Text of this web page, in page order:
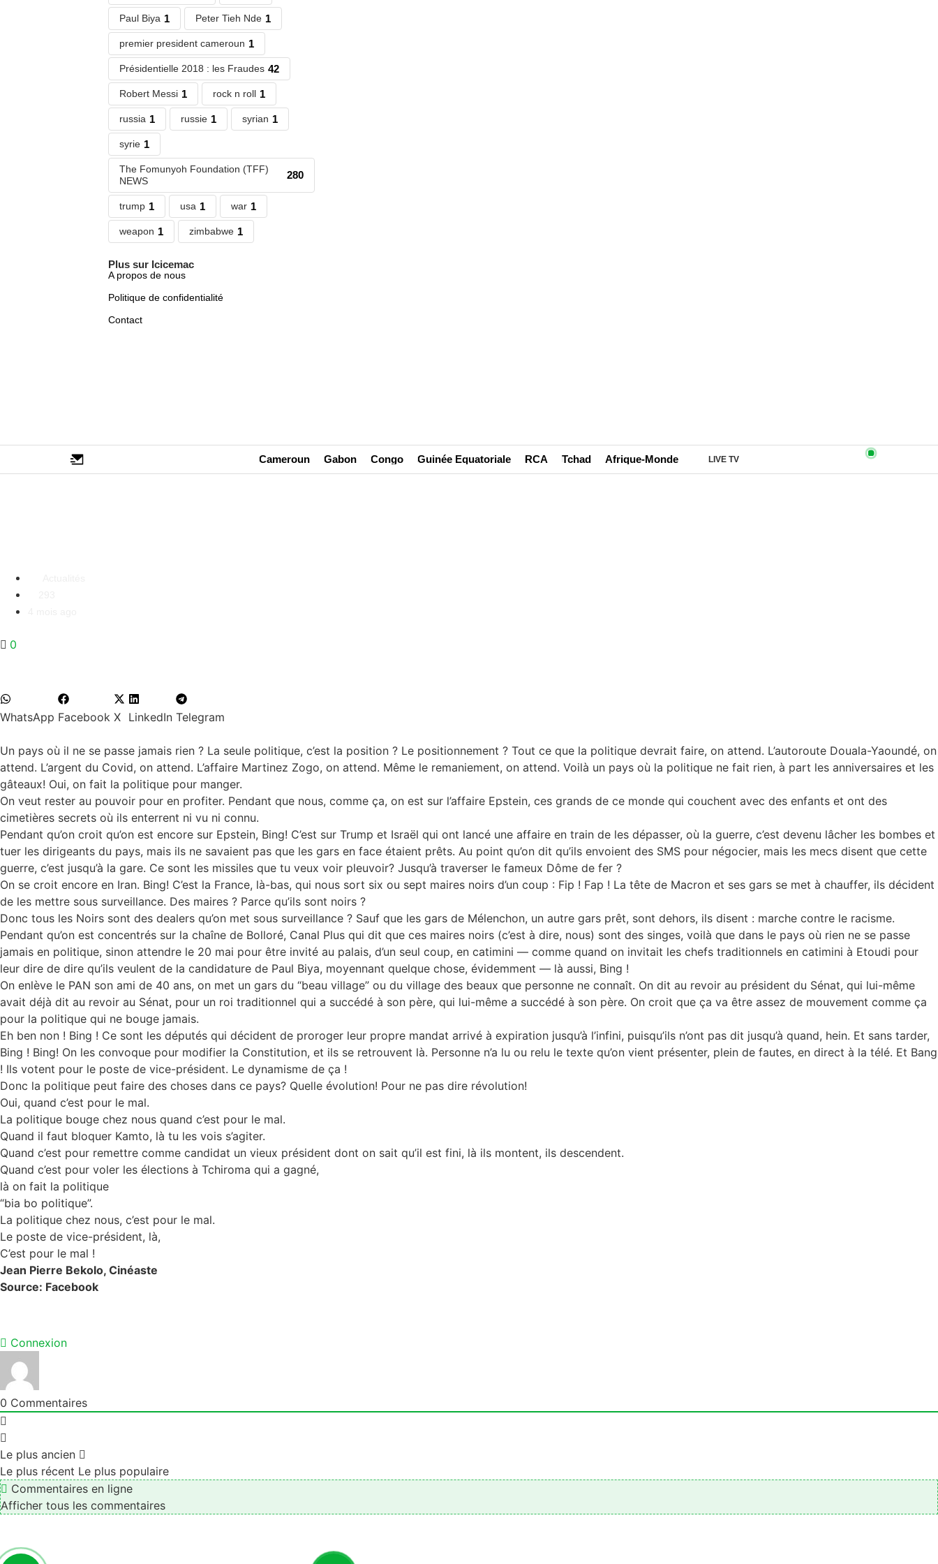
Paul Biya 1 Peter Tieh Nde 1
premier president cameroun 1
Présidentielle 2018 : les Fraudes 42
Robert Messi 1 rock n roll 1
russia 1 russie 1 syrian 1
syrie 1
The Fomunyoh Foundation (TFF)
NEWS
280
trump 1 usa 1 war 1
weapon 1 zimbabwe 1
Plus sur Icicemac
A propos de nous
Politique de confidentialité
Contact
Cameroun Gabon Congo Guinée Equatoriale RCA Tchad Afrique-Monde LIVE TV
0
WhatsApp Facebook X LinkedIn Telegram
Un pays où il ne se passe jamais rien ? La seule politique, c’est la position ? Le positionnement ? Tout ce que la politique devrait faire, on attend. L’autoroute Douala-Yaoundé, on
attend. L’argent du Covid, on attend. L’affaire Martinez Zogo, on attend. Même le remaniement, on attend. Voilà un pays où la politique ne fait rien, à part les anniversaires et les
gâteaux! Oui, on fait la politique pour manger.
On veut rester au pouvoir pour en profiter. Pendant que nous, comme ça, on est sur l’affaire Epstein, ces grands de ce monde qui couchent avec des enfants et ont des
cimetières secrets où ils enterrent ni vu ni connu.
Pendant qu’on croit qu’on est encore sur Epstein, Bing! C’est sur Trump et Israël qui ont lancé une affaire en train de les dépasser, où la guerre, c’est devenu lâcher les bombes et
tuer les dirigeants du pays, mais ils ne savaient pas que les gars en face étaient prêts. Au point qu’on dit qu’ils envoient des SMS pour négocier, mais les mecs disent que cette
guerre, c’est jusqu’à la gare. Ce sont les missiles que tu veux voir pleuvoir? Jusqu’à traverser le fameux Dôme de fer ?
On se croit encore en Iran. Bing! C’est la France, là-bas, qui nous sort six ou sept maires noirs d’un coup : Fip ! Fap ! La tête de Macron et ses gars se met à chauffer, ils décident
de les mettre sous surveillance. Des maires ? Parce qu’ils sont noirs ?
Donc tous les Noirs sont des dealers qu’on met sous surveillance ? Sauf que les gars de Mélenchon, un autre gars prêt, sont dehors, ils disent : marche contre le racisme.
Pendant qu’on est concentrés sur la chaîne de Bolloré, Canal Plus qui dit que ces maires noirs (c’est à dire, nous) sont des singes, voilà que dans le pays où rien ne se passe
jamais en politique, sinon attendre le 20 mai pour être invité au palais, d’un seul coup, en catimini — comme quand on invitait les chefs traditionnels en catimini à Etoudi pour
leur dire de dire qu’ils veulent de la candidature de Paul Biya, moyennant quelque chose, évidemment — là aussi, Bing !
On enlève le PAN son ami de 40 ans, on met un gars du “beau village” ou du village des beaux que personne ne connaît. On dit au revoir au président du Sénat, qui lui-même
avait déjà dit au revoir au Sénat, pour un roi traditionnel qui a succédé à son père, qui lui-même a succédé à son père. On croit que ça va être assez de mouvement comme ça
pour la politique qui ne bouge jamais.
Eh ben non ! Bing ! Ce sont les députés qui décident de proroger leur propre mandat arrivé à expiration jusqu’à l’infini, puisqu’ils n’ont pas dit jusqu’à quand, hein. Et sans tarder,
Bing ! Bing! On les convoque pour modifier la Constitution, et ils se retrouvent là. Personne n’a lu ou relu le texte qu’on vient présenter, plein de fautes, en direct à la télé. Et Bang
! Ils votent pour le poste de vice-président. Le dynamisme de ça !
Donc la politique peut faire des choses dans ce pays? Quelle évolution! Pour ne pas dire révolution!
Oui, quand c’est pour le mal.
La politique bouge chez nous quand c’est pour le mal.
Quand il faut bloquer Kamto, là tu les vois s’agiter.
Quand c’est pour remettre comme candidat un vieux président dont on sait qu’il est fini, là ils montent, ils descendent.
Quand c’est pour voler les élections à Tchiroma qui a gagné,
là on fait la politique
“bia bo politique”.
La politique chez nous, c’est pour le mal.
Le poste de vice-président, là,
C’est pour le mal !
Jean Pierre Bekolo, Cinéaste
Source: Facebook
Connexion
0 Commentaires
Le plus ancien
Le plus récent Le plus populaire
Commentaires en ligne
Afficher tous les commentaires
Articles similaires